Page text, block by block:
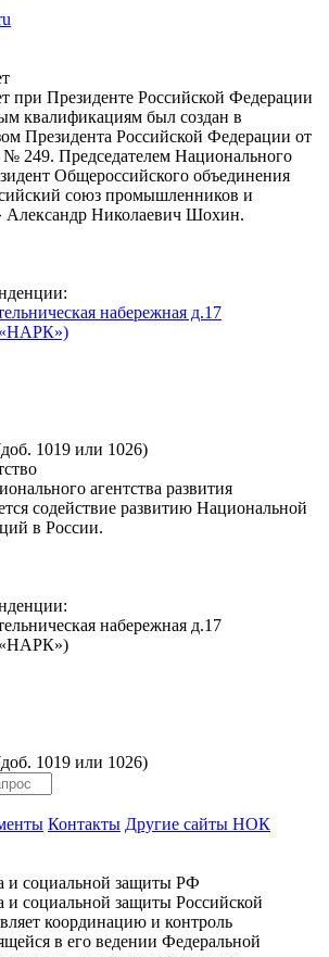
при Президенте Российской Федерации
квалификациям был создан в
Президента Российской Федерации от
№ 249. Председателем Национального
Общероссийского объединения
союз промышленников и
Александр Николаевич Шохин.
набережная д.17
1019 или 1026)
агентства развития
содействие развитию Национальной
в России.
набережная д.17
1019 или 1026)
Контакты Другие сайты НОК
и социальной защиты РФ
и социальной защиты Российской
координацию и контроль
в его ведении Федеральной